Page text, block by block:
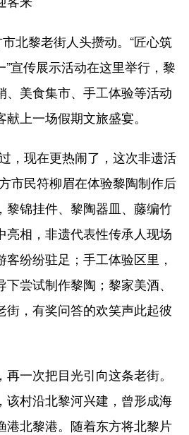
北黎老街人头攒动。“匠心筑
”宣传展示活动在这里举行，黎
、美食集市、手工体验等活动
上一场假期文旅盛宴。
现在更热闹了，这次非遗活
市民符柳眉在体验黎陶制作后
黎锦挂件、黎陶器皿、藤编竹
亮相，非遗代表性传承人现场
纷纷驻足；手工体验区里，
尝试制作黎陶；黎家美酒、
街，有奖问答的欢笑声此起彼
一次把目光引向这条老街。
该村沿北黎河兴建，曾形成海
港北黎港。随着东方将北黎片